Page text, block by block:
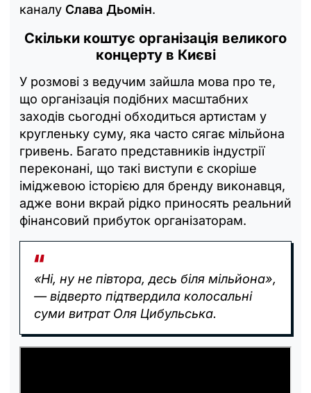
каналу Слава Дьомін.
Скільки коштує організація великого
концерту в Києві
У розмові з ведучим зайшла мова про те,
що організація подібних масштабних
заходів сьогодні обходиться артистам у
кругленьку суму, яка часто сягає мільйона
гривень. Багато представників індустрії
переконані, що такі виступи є скоріше
іміджевою історією для бренду виконавця,
адже вони вкрай рідко приносять реальний
фінансовий прибуток організаторам.
«Ні, ну не півтора, десь біля мільйона»,
— відверто підтвердила колосальні
суми витрат Оля Цибульська.